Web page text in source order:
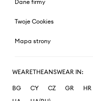
Dane firmy
Twoje Cookies
Mapa strony
WEARETHEANSWEAR IN:
BG CY CZ GR HR